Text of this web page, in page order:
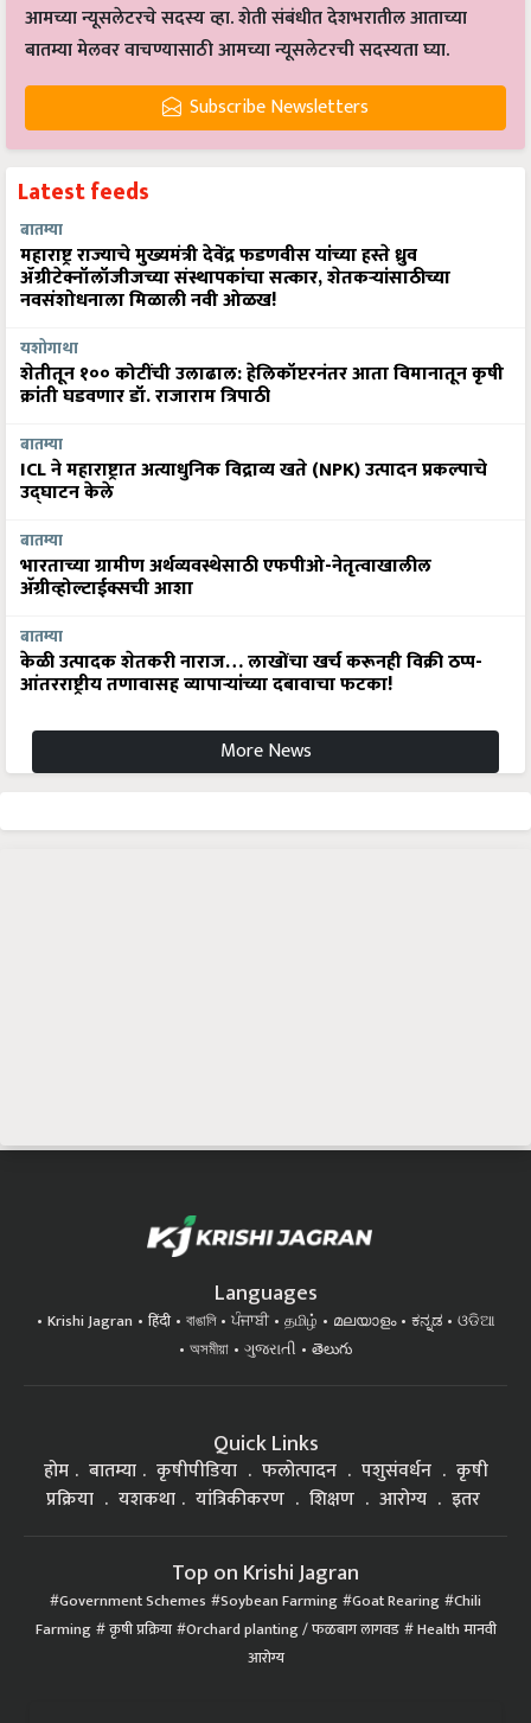
आमच्या न्यूसलेटरचे सदस्य व्हा. शेती संबंधीत देशभरातील आताच्या
बातम्या मेलवर वाचण्यासाठी आमच्या न्यूसलेटरची सदस्यता घ्या.
Subscribe Newsletters
Latest feeds
बातम्या
महाराष्ट्र राज्याचे मुख्यमंत्री देवेंद्र फडणवीस यांच्या हस्ते ध्रुव
ॲग्रीटेक्नॉलॉजीजच्या संस्थापकांचा सत्कार, शेतकऱ्यांसाठीच्या
नवसंशोधनाला मिळाली नवी ओळख!
यशोगाथा
शेतीतून १०० कोटींची उलाढाल: हेलिकॉप्टरनंतर आता विमानातून कृषी
क्रांती घडवणार डॉ. राजाराम त्रिपाठी
बातम्या
ICL ने महाराष्ट्रात अत्याधुनिक विद्राव्य खते (NPK) उत्पादन प्रकल्पाचे
उद्घाटन केले
बातम्या
भारताच्या ग्रामीण अर्थव्यवस्थेसाठी एफपीओ-नेतृत्वाखालील
अ‍ॅग्रीव्होल्टाईक्सची आशा
बातम्या
केळी उत्पादक शेतकरी नाराज… लाखोंचा खर्च करूनही विक्री ठप्प-
आंतरराष्ट्रीय तणावासह व्यापाऱ्यांच्या दबावाचा फटका!
More News
Languages
Krishi Jagran हिंदी বাঙালি ਪੰਜਾਬੀ தமிழ் മലയാളം ಕನ್ನಡ
ଓଡିଆ
অসমীয়া
ગુજરાતી తెలుగు
Quick Links
होम बातम्या कृषीपीडिया फलोत्पादन पशुसंवर्धन
कृषी
प्रक्रिया
यशकथा यांत्रिकीकरण शिक्षण आरोग्य इतर
Top on Krishi Jagran
Government Schemes Soybean Farming Goat Rearing Chili
Farming कृषी प्रक्रिया Orchard planting / फळबाग लागवड Health मानवी
आरोग्य